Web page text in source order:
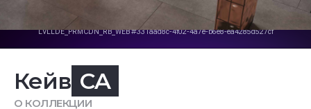
Кейв CA
О КОЛЛЕКЦИИ